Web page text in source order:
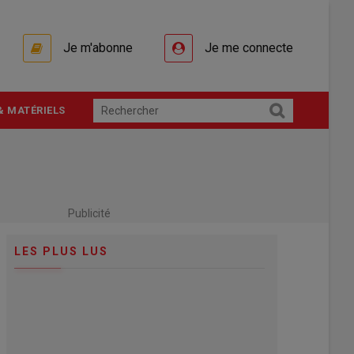
Je m'abonne Je me connecte
MATÉRIELS
Publicité
LES PLUS LUS